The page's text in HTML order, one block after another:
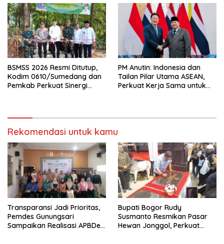
BSMSS 2026 Resmi Ditutup,
Kodim 0610/Sumedang dan
Pemkab Perkuat Sinergi
PM Anutin: Indonesia dan
Tailan Pilar Utama ASEAN,
Perkuat Kerja Sama untuk
Rekomendasi untuk kamu
Transparansi Jadi Prioritas,
Pemdes Gunungsari
Sampaikan Realisasi APBDes
Bupati Bogor Rudy
Susmanto Resmikan Pasar
Hewan Jonggol, Perkuat